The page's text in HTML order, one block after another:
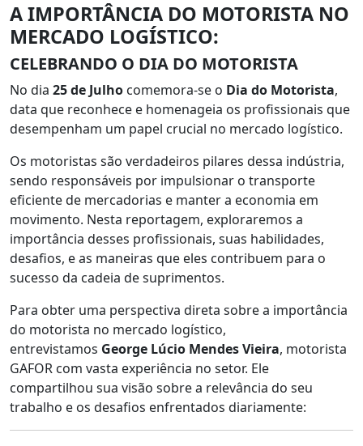
A IMPORTÂNCIA DO MOTORISTA NO
MERCADO LOGÍSTICO:
CELEBRANDO O DIA DO MOTORISTA
No dia 25 de Julho comemora-se o Dia do Motorista,
data que reconhece e homenageia os profissionais que
desempenham um papel crucial no mercado logístico.
Os motoristas são verdadeiros pilares dessa indústria,
sendo responsáveis por impulsionar o transporte
eficiente de mercadorias e manter a economia em
movimento. Nesta reportagem, exploraremos a
importância desses profissionais, suas habilidades,
desafios, e as maneiras que eles contribuem para o
sucesso da cadeia de suprimentos.
Para obter uma perspectiva direta sobre a importância
do motorista no mercado logístico,
entrevistamos George Lúcio Mendes Vieira, motorista
GAFOR com vasta experiência no setor. Ele
compartilhou sua visão sobre a relevância do seu
trabalho e os desafios enfrentados diariamente: